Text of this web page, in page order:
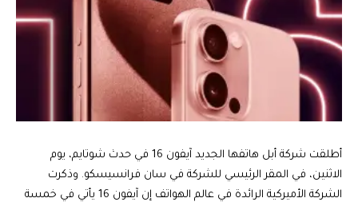
أطلقت شركة أبل هاتفها الجديد آيفون 16 في حدث شوتايم، يوم
الاثنين، في المقر الرئيسي للشركة في سان فرانسيسكو. وذكرت
الشركة الأميركية الرائدة في عالم الهواتف إن آيفون 16 يأتي في خمسة